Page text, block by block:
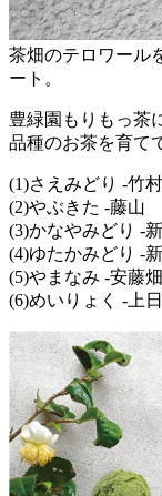
茶畑のテロワール
ート。
豊緑園もりもっ茶
品種のお茶を育て
(1)さえみどり -竹
(2)やぶきた -藤山
(3)かなやみどり -
(4)ゆたかみどり -
(5)やまなみ -安藤畑
(6)めいりょく -上